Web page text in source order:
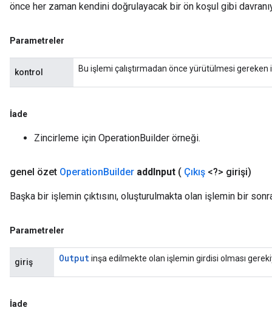
önce her zaman kendini doğrulayacak bir ön koşul gibi
Parametreler
kontrol Bu işlemi çalıştırmadan önce yürütülmesi gereken
İade
Zincirleme için OperationBuilder örneği.
genel özet OperationBuilder addInput ( Çıkış <?> girişi)
Başka bir işlemin çıktısını, oluşturulmakta olan işlemin bir
Parametreler
giriş Outputinşa edilmekte olan işlemin girdisi olması
İade